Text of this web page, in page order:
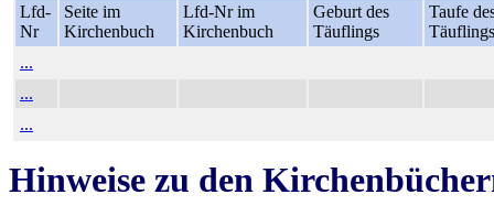
Lfd-
Nr
Seite im
Kirchenbuch
Lfd-Nr im
Kirchenbuch
Geburt des
Täuflings
Taufe
Täuflings
...
...
...
Hinweise zu den